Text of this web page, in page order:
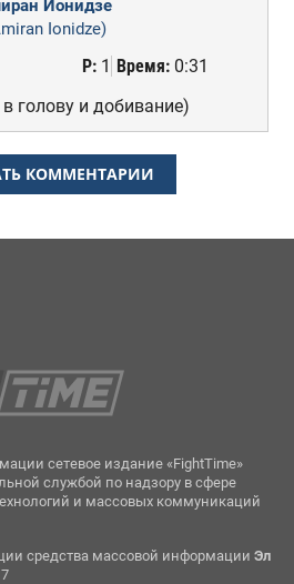
Ионидзе
Ionidze)
Р:1 Время:0:31
голову и добивание)
КОММЕНТАРИИ
сетевое издание «FightTime»
службой по надзору в сфере
и массовых коммуникаций
средства массовой информации Эл